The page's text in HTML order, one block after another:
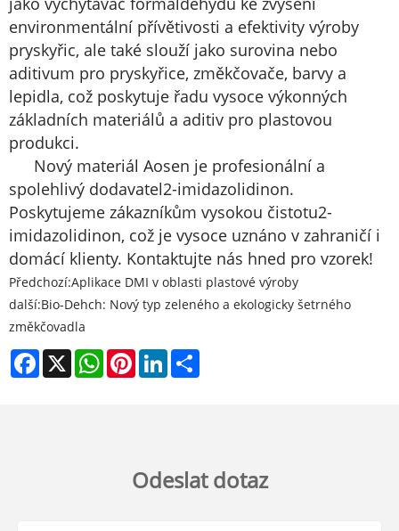
environmentální přívětivosti a efektivity výroby
pryskyřic, ale také slouží jako surovina nebo
aditivum pro pryskyřice, změkčovače, barvy a
lepidla, což poskytuje řadu vysoce výkonných
základních materiálů a aditiv pro plastovou
produkci.
Nový materiál Aosen je profesionální a
spolehlivý dodavatel2-imidazolidinon.
Poskytujeme zákazníkům vysokou čistotu2-
imidazolidinon, což je vysoce uznáno v zahraničí i
domácí klienty. Kontaktujte nás hned pro vzorek!
Předchozí:Aplikace DMI v oblasti plastové výroby
další:Bio-Dehch: Nový typ zeleného a ekologicky šetrného
změkčovadla
Facebook
X WhatsAppPinterestLinkedIn
Odeslat dotaz